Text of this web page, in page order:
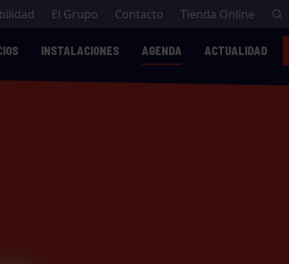
El Grupo Contacto Tienda Online
INSTALACIONES AGENDA ACTUALIDAD